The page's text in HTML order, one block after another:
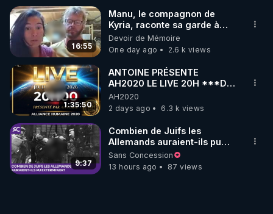
16:55
Manu, le compagnon de
Kyria, raconte sa garde à
vue musclée. PARTAGEZ!
Devoir de Mémoire
One day ago
2.6 k views
1:35:50
ANTOINE PRÉSENTE
AH2020 LE LIVE 20H ***DU
06/08/2026***
AH2020
2 days ago
6.3 k views
9:37
Combien de Juifs les
Allemands auraient-ils pu
exterminer?
Sans Concession
13 hours ago
87 views